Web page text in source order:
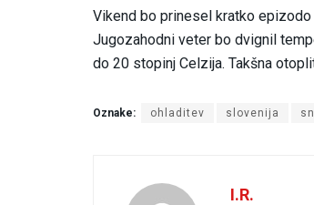
Vikend bo prinesel kratko
Jugozahodni veter bo dvignil
do 20 stopinj Celzija. Takšna
Oznake: ohladitev slovenija
I.R.